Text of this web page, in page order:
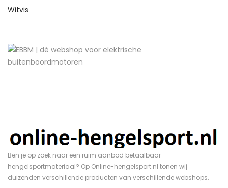
Witvis
Ben je op zoek naar een ruim aanbod betaalbaar
hengelsportmateriaal? Op Online-hengelsport.nl tonen wij
duizenden verschillende producten van verschillende webshops.